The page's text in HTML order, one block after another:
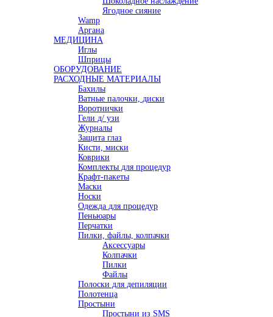
Ягодное сияние
Wamp
Аргана
МЕДИЦИНА
Иглы
Шприцы
ОБОРУДОВАНИЕ
РАСХОДНЫЕ МАТЕРИАЛЫ
Бахилы
Ватные палочки, диски
Воротнички
Гели д/ узи
Журналы
Защита глаз
Кисти, миски
Коврики
Комплекты для процедур
Крафт-пакеты
Маски
Носки
Одежда для процедур
Пеньюары
Перчатки
Пилки, файлы, колпачки
Аксессуары
Колпачки
Пилки
Файлы
Полоски для депиляции
Полотенца
Простыни
Простыни из SMS